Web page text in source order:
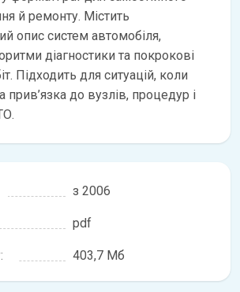
й ремонту. Містить
опис систем автомобіля,
діагностики та покрокові
Підходить для ситуацій, коли
прив’язка до вузлів, процедур і
з 2006
pdf
403,7 Мб